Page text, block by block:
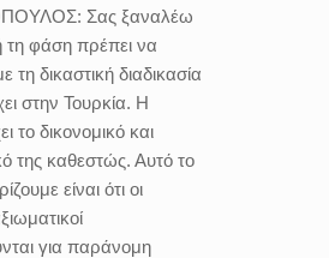
Σας ξαναλέω
τη φάση πρέπει να
τη δικαστική διαδικασία
στην Τουρκία. Η
το δικονομικό και
της καθεστώς. Αυτό το
είναι ότι οι
για παράνομη